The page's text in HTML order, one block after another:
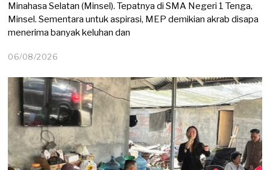
Minahasa Selatan (Minsel). Tepatnya di SMA Negeri 1 Tenga,
Minsel. Sementara untuk aspirasi, MEP demikian akrab disapa
menerima banyak keluhan dan
06/08/2026
/
0
8
/
2
2
6